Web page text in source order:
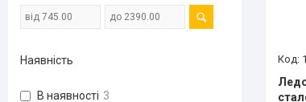
Наявність
В наявності 3